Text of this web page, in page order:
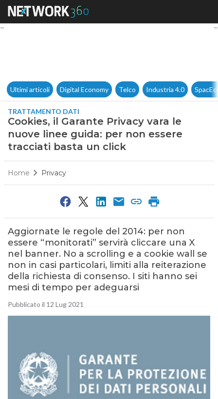
Cookies, il Garante Privacy
Ultimi articoli Digital Economy Telco Industria 4.0
TRATTAMENTO DATI
Cookies, il Garante Privacy vara le
nuove linee guida: per non essere
tracciati basta un click
Home Privacy
Aggiornate le regole del 2014: per non
essere “monitorati” servirà cliccare una X
nel banner. No a scrolling e a cookie wall se
non in casi particolari, limiti alla reiterazione
della richiesta di consenso. I siti hanno sei
mesi di tempo per adeguarsi
Pubblicato il 12 Lug 2021